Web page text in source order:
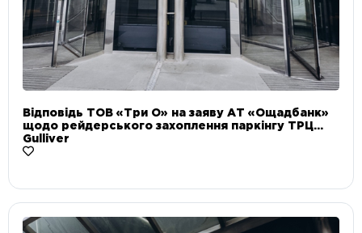
Відповідь ТОВ «Три О» на заяву АТ «Ощадбанк»
щодо рейдерського захоплення паркінгу ТРЦ
Gulliver